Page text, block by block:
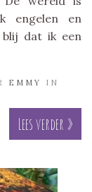
engelen en
blij dat ik een
EMMY
IN
Lees verder »